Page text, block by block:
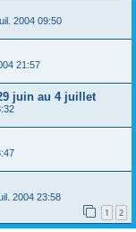
2004 09:50
21:57
juin au 4 juillet
2004 23:58
1 2